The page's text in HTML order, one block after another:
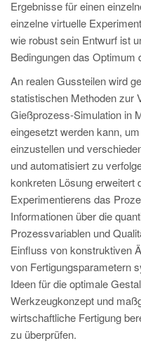
EN
MAGMA Südamerika,
PT
ES
EN
TR
MAGMA China
EN
MAGMA Indien
EN
MAGMA Korea
Ergebnisse für einen
einzelne virtuelle
wie robust sein Entwurf ist
Bedingungen das Optimum
An realen Gussteilen wird
statistischen Methoden zur
Gießprozess-Simulation in
eingesetzt werden kann,
einzustellen und
und automatisiert zu
konkreten Lösung erweitert
Experimentierens das
Informationen über die
Prozessvariablen und
Einfluss von konstruktiven
von Fertigungsparametern
Ideen für die optimale
Werkzeugkonzept und
wirtschaftliche Fertigung
zu überprüfen.